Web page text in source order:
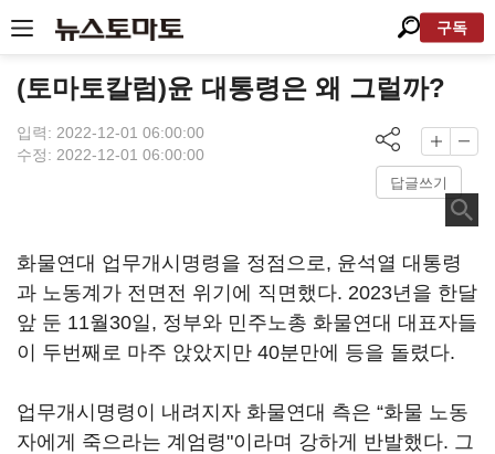
구독
(토마토칼럼)윤 대통령은 왜 그럴까?
입력: 2022-12-01 06:00:00
수정: 2022-12-01 06:00:00
답글쓰기
화물연대 업무개시명령을 정점으로, 윤석열 대통령
과 노동계가 전면전 위기에 직면했다. 2023년을 한달
앞 둔 11월30일, 정부와 민주노총 화물연대 대표자들
이 두번째로 마주 앉았지만 40분만에 등을 돌렸다.
업무개시명령이 내려지자 화물연대 측은 “화물 노동
자에게 죽으라는 계엄령"이라며 강하게 반발했다. 그